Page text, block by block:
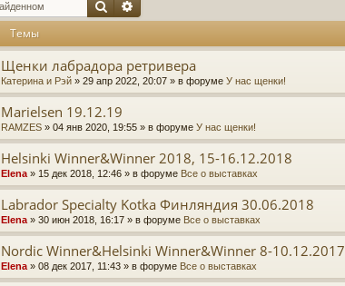
ПоискРасширенный поиск
Темы
Щенки лабрадора ретривера
Катерина и Рэй » 29 апр 2022, 20:07 » в форуме У нас щенки!
Marielsen 19.12.19
RAMZES » 04 янв 2020, 19:55 » в форуме У нас щенки!
Helsinki Winner&Winner 2018, 15-16.12.2018
Elena » 15 дек 2018, 12:46 » в форуме Все о выставках
Labrador Specialty Kotka Финляндия 30.06.2018
Elena » 30 июн 2018, 16:17 » в форуме Все о выставках
Nordic Winner&Helsinki Winner&Winner 8-10.12.2017
Elena » 08 дек 2017, 11:43 » в форуме Все о выставках